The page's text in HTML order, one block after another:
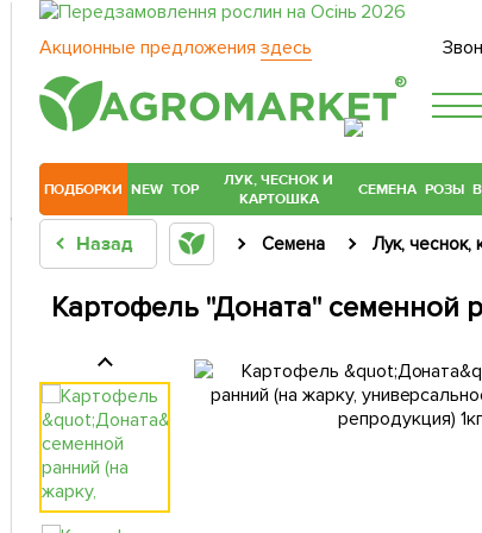
Акционные предложения здесь
®
ПОДБОРКИ NEW TOP
ЛУК, ЧЕСНОК И
КАРТОШКА
СЕМЕНА РОЗЫ
Назад Семена Лук, чеснок,
Картофель "Доната" семенной